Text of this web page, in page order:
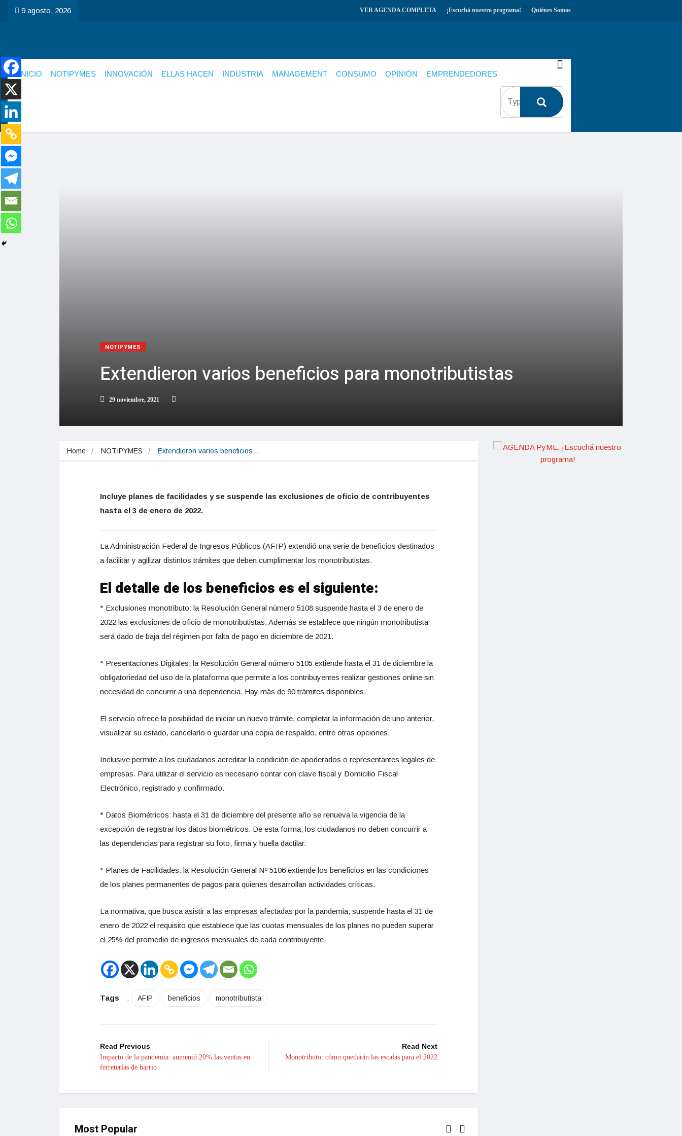
9 agosto, 2026 VER AGENDA COMPLETA ¡Escuchá nuestro programa! Quiénes Somos
INICIO NOTIPYMES INNOVACIÓN ELLAS HACEN INDUSTRIA MANAGEMENT CONSUMO OPINIÓN EMPRENDEDORES
NOTIPYMES
Extendieron varios beneficios para monotributistas
29 noviembre, 2021
Home NOTIPYMES Extendieron varios beneficios…
Incluye planes de facilidades y se suspende las exclusiones de oficio de contribuyentes
hasta el 3 de enero de 2022.
La Administración Federal de Ingresos Públicos (AFIP) extendió una serie de beneficios destinados
a facilitar y agilizar distintos trámites que deben cumplimentar los monotributistas.
El detalle de los beneficios es el siguiente:
* Exclusiones monotributo: la Resolución General número 5108 suspende hasta el 3 de enero de
2022 las exclusiones de oficio de monotributistas. Además se establece que ningún monotributista
será dado de baja del régimen por falta de pago en diciembre de 2021.
* Presentaciones Digitales: la Resolución General número 5105 extiende hasta el 31 de diciembre la
obligatoriedad del uso de la plataforma que permite a los contribuyentes realizar gestiones online sin
necesidad de concurrir a una dependencia. Hay más de 90 trámites disponibles.
El servicio ofrece la posibilidad de iniciar un nuevo trámite, completar la información de uno anterior,
visualizar su estado, cancelarlo o guardar una copia de respaldo, entre otras opciones.
Inclusive permite a los ciudadanos acreditar la condición de apoderados o representantes legales de
empresas. Para utilizar el servicio es necesario contar con clave fiscal y Domicilio Fiscal
Electrónico, registrado y confirmado.
* Datos Biométricos: hasta el 31 de diciembre del presente año se renueva la vigencia de la
excepción de registrar los datos biométricos. De esta forma, los ciudadanos no deben concurrir a
las dependencias para registrar su foto, firma y huella dactilar.
* Planes de Facilidades: la Resolución General Nº 5106 extiende los beneficios en las condiciones
de los planes permanentes de pagos para quienes desarrollan actividades críticas.
La normativa, que busca asistir a las empresas afectadas por la pandemia, suspende hasta el 31 de
enero de 2022 el requisito que establece que las cuotas mensuales de los planes no pueden superar
el 25% del promedio de ingresos mensuales de cada contribuyente.
Tags : AFIP beneficios monotributista
Read Previous
Impacto de la pandemia: aumentó 20% las ventas en
ferreterías de barrio
Read Next
Monotributo: cómo quedarán las escalas para el 2022
Most Popular